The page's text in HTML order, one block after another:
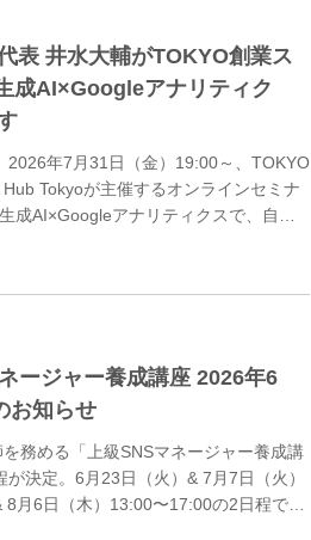
表 井水大輔がTOKYO創業ス
成AI×Googleアナリティク
2026年7月31日（金）19:00～、TOKYO
Tokyoが主催するオンラインセミナ
成AI×Googleアナリティクスで、自社
う」 に登壇。生成AIとGoogleアナリ
ひお申込みください。
ージャー養成講座 2026年6
お知らせ
務める「上級SNSマネージャー養成講
決定。6月23日（火）& 7月7日（火）
月6日（木）13:00〜17:00の2日程で
ャー合格者向けの実践講座になりま